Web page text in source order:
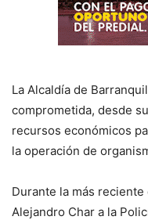
La Alcaldía de
comprometida, desde
recursos económicos
la operación de
Durante la más
Alejandro Char a la